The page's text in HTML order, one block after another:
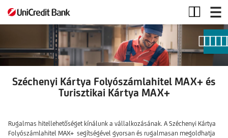
Széchenyi
Kártya
Folyószámlahitel
Széchenyi Kártya Folyószámlahitel MAX+ és
Turisztikai Kártya MAX+
Rugalmas hitellehetőséget kínálunk a vállalkozásának. A Széchenyi Kártya
Folyószámlahitel MAX+ segítségével gyorsan és rugalmasan megoldhatja